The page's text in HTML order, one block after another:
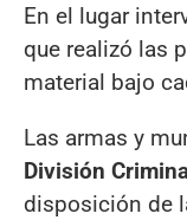
En el lugar
que realizó las
material bajo
Las armas y
División
disposición de